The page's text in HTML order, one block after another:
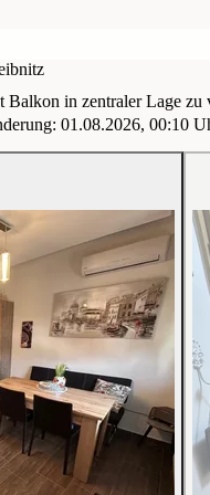
in zentraler Lage zu
01.08.2026, 00:10